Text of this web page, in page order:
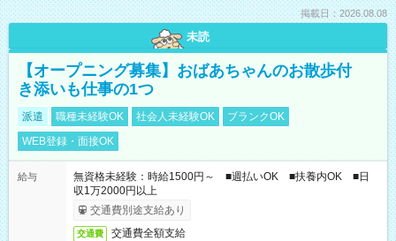
掲載日：2026.08.08
未読
【オープニング募集】おばあちゃんのお散歩付
き添いも仕事の1つ
派遣 職種未経験OK 社会人未経験OK
ブランクOK
WEB登録・面接OK
給与
無資格未経験：時給1500円～ ■週払いOK ■扶養内OK ■日
収1万2000円以上
交通費別途支給あり
交通費 交通費全額支給